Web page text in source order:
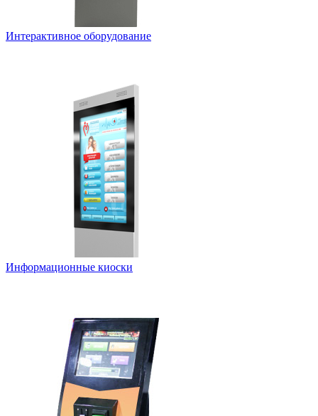
Интерактивное оборудование
Информационные киоски